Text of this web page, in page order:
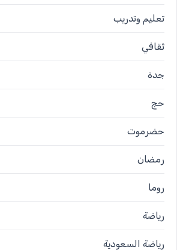
تعليم وتدريب
ثقافي
جدة
حج
حضرموت
رمضان
روما
رياضة
رياضة السعودية